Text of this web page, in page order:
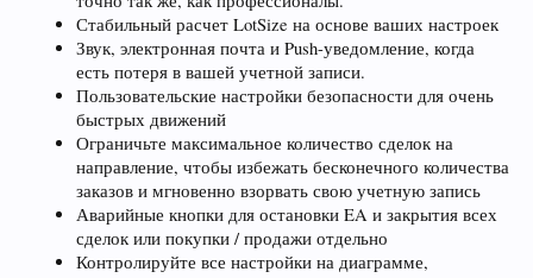
Стабильный расчет LotSize на основе ваших настроек
Звук, электронная почта и Push-уведомление, когда
есть потеря в вашей учетной записи.
Пользовательские настройки безопасности для очень
быстрых движений
Ограничьте максимальное количество сделок на
направление, чтобы избежать бесконечного количества
заказов и мгновенно взорвать свою учетную запись
Аварийные кнопки для остановки EA и закрытия всех
сделок или покупки / продажи отдельно
Контролируйте все настройки на диаграмме,